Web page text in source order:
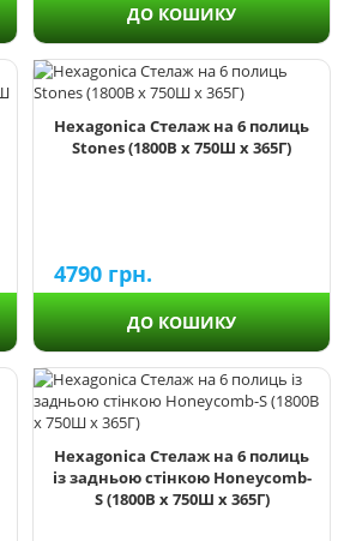
ДО КОШИКУ
Hexagonica Стелаж на 6 полиць
Stones (1800В х 750Ш х 365Г)
4790 грн.
ДО КОШИКУ
Hexagonica Стелаж на 6 полиць
із задньою стінкою Honeycomb-
S (1800В х 750Ш х 365Г)